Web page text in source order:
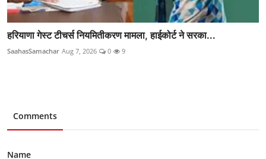
हरियाणा गेस्ट टीचर्स नियमितीकरण मामला, हाईकोर्ट ने सरका...
SaahasSamachar Aug 7, 2026 0 9
Comments
Name